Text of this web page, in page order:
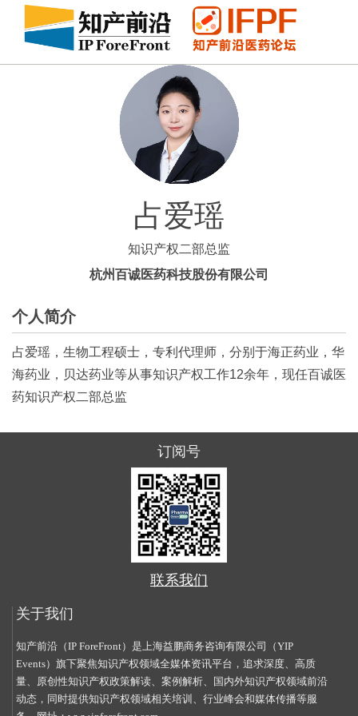
占爱瑶
知识产权二部总监
杭州百诚医药科技股份有限公司
个人简介
占爱瑶，生物工程硕士，专利代理师，分别于海正药业，华
海药业，贝达药业等从事知识产权工作12余年，现任百诚医
药知识产权二部总监
订阅号
联系我们
关于我们
知产前沿（IP ForeFront）是上海益鹏商务咨询有限公司（YIP
Events）旗下聚焦知识产权领域全媒体资讯平台，追求深度、高质
量、原创性知识产权政策解读、案例解析、国内外知识产权领域前沿
动态，同时提供知识产权领域相关培训、行业峰会和媒体传播等服